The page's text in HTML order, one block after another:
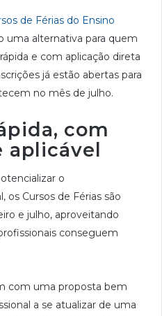
de Férias do Ensino
uma alternativa para quem
e com aplicação direta
já estão abertas para
no mês de julho.
com
aplicável
o
os Cursos de Férias são
e julho, aproveitando
conseguem
com uma proposta bem
a se atualizar de uma